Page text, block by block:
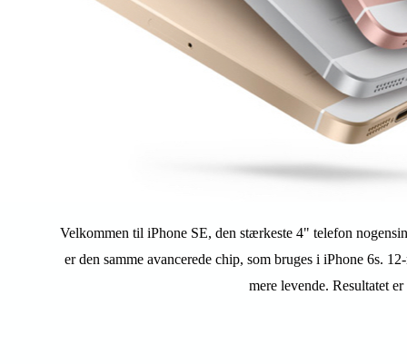
Velkommen til iPhone SE, den stærkeste 4" telefon
er den samme avancerede chip, som bruges i iPhone 6s.
mere levende. Resultatet